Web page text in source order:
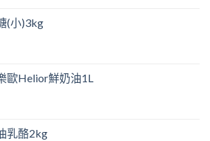
(小)3kg
歐Helior鮮奶油1L
乳酪2kg